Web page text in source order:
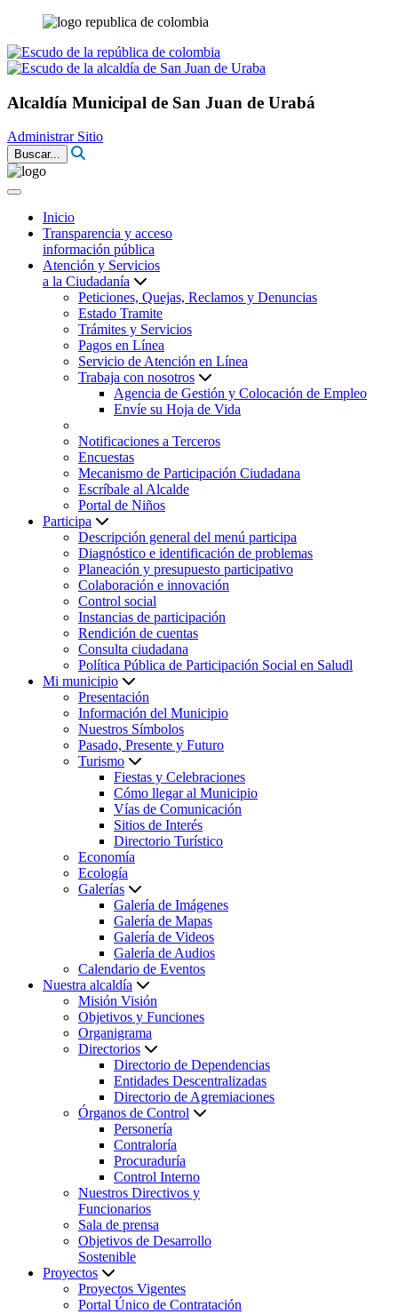
Alcaldía Municipal de San Juan de Urabá
Administrar Sitio
Buscar...
Inicio
Transparencia y acceso
información pública
Atención y Servicios
a la Ciudadanía
Peticiones, Quejas, Reclamos y Denuncias
Estado Tramite
Trámites y Servicios
Pagos en Línea
Servicio de Atención en Línea
Trabaja con nosotros
Agencia de Gestión y Colocación de Empleo
Envíe su Hoja de Vida
Notificaciones a Terceros
Encuestas
Mecanismo de Participación Ciudadana
Escríbale al Alcalde
Portal de Niños
Participa
Descripción general del menú participa
Diagnóstico e identificación de problemas
Planeación y presupuesto participativo
Colaboración e innovación
Control social
Instancias de participación
Rendición de cuentas
Consulta ciudadana
Política Pública de Participación Social en Saludl
Mi municipio
Presentación
Información del Municipio
Nuestros Símbolos
Pasado, Presente y Futuro
Turismo
Fiestas y Celebraciones
Cómo llegar al Municipio
Vías de Comunicación
Sitios de Interés
Directorio Turístico
Economía
Ecología
Galerías
Galería de Imágenes
Galería de Mapas
Galería de Videos
Galería de Audios
Calendario de Eventos
Nuestra alcaldía
Misión Visión
Objetivos y Funciones
Organigrama
Directorios
Directorio de Dependencias
Entidades Descentralizadas
Directorio de Agremiaciones
Órganos de Control
Personería
Contraloría
Procuraduría
Control Interno
Nuestros Directivos y
Funcionarios
Sala de prensa
Objetivos de Desarrollo
Sostenible
Proyectos
Proyectos Vigentes
Portal Único de Contratación